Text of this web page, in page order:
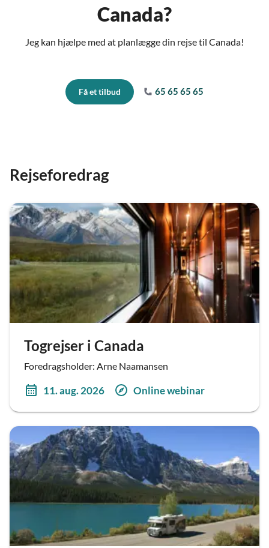
Canada?
Jeg kan hjælpe med at planlægge din rejse til Canada!
Få et tilbud 65 65 65 65
Rejseforedrag
Togrejser i Canada
Foredragsholder: Arne Naamansen
11. aug. 2026 Online webinar